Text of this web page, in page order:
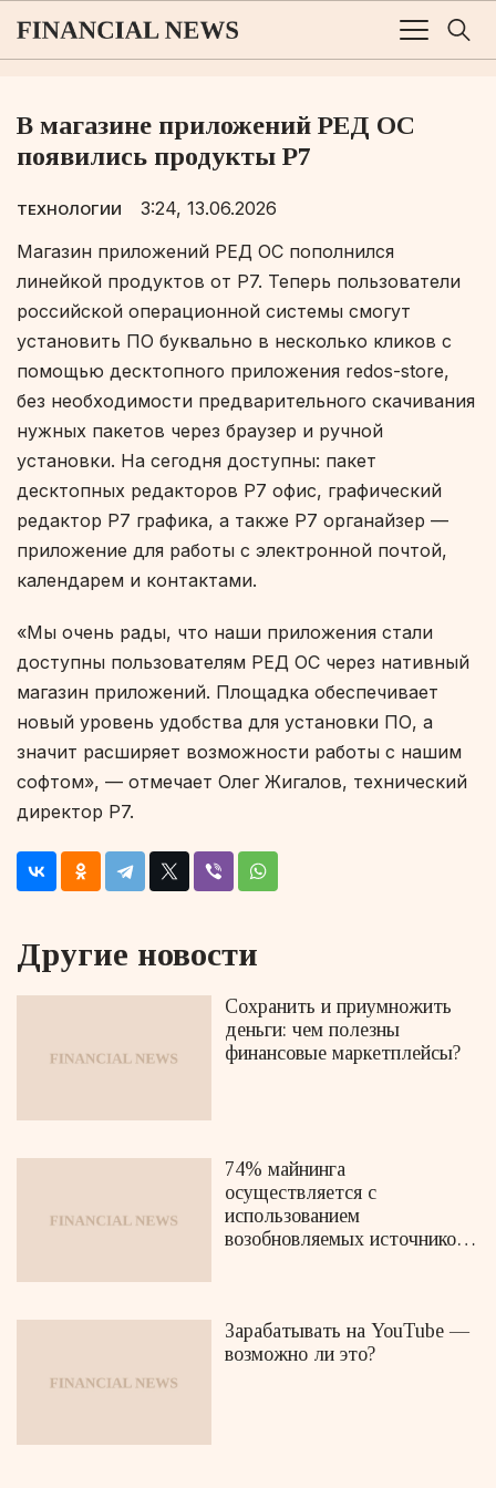
В магазине приложений РЕД ОС
появились продукты Р7
ТЕХНОЛОГИИ
3:24, 13.06.2026
Магазин приложений РЕД ОС пополнился
линейкой продуктов от Р7. Теперь пользователи
российской операционной системы смогут
установить ПО буквально в несколько кликов с
помощью десктопного приложения redos-store,
без необходимости предварительного скачивания
нужных пакетов через браузер и ручной
установки. На сегодня доступны: пакет
десктопных редакторов Р7 офис, графический
редактор Р7 графика, а также Р7 органайзер —
приложение для работы с электронной почтой,
календарем и контактами.
«Мы очень рады, что наши приложения стали
доступны пользователям РЕД ОС через нативный
магазин приложений. Площадка обеспечивает
новый уровень удобства для установки ПО, а
значит расширяет возможности работы с нашим
софтом», — отмечает Олег Жигалов, технический
директор Р7.
Другие новости
Сохранить и приумножить
деньги: чем полезны
финансовые маркетплейсы?
74% майнинга
осуществляется с
использованием
возобновляемых источников
Зарабатывать на YouTube —
возможно ли это?